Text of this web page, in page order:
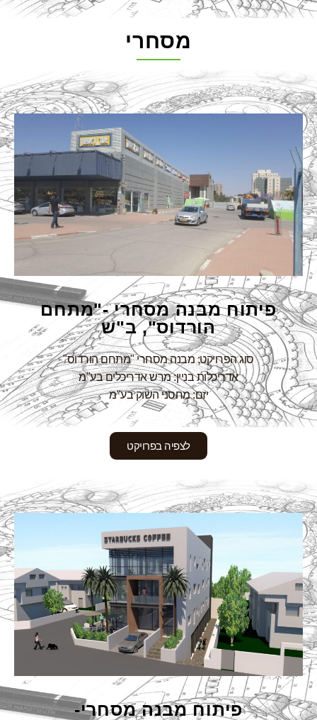
מסחרי
פיתוח מבנה מסחרי -"מתחם
הורדוס", ב"ש
סוג הפרויקט: מבנה מסחרי "מתחם הורדוס"
אדריכלות בניין: מרש אדריכלים בע"מ
יזם: מחסני השוק בע"מ
לצפיה בפרויקט
פיתוח מבנה מסחרי-